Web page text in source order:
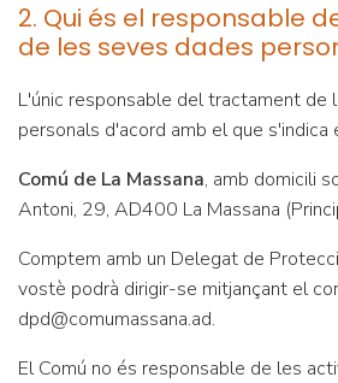
2. Qui és el responsable
de les seves dades
L'únic responsable del tractament de
personals d'acord amb el que s'indica
Comú de La Massana, amb domicili
Antoni, 29, AD400 La Massana
Comptem amb un Delegat de
vostè podrà dirigir-se mitjançant el
dpd@comumassana.ad.
El Comú no és responsable de les